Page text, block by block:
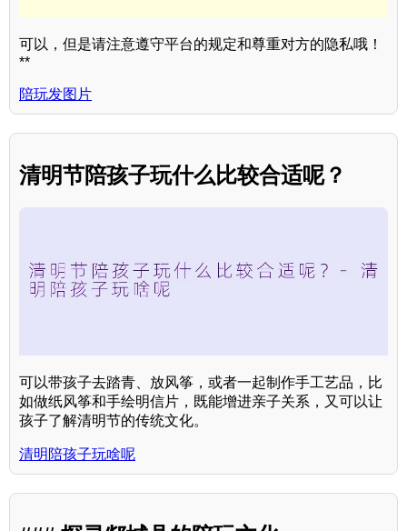
可以，但是请注意遵守平台的规定和尊重对方的隐私哦！
**
陪玩发图片
清明节陪孩子玩什么比较合适呢？
可以带孩子去踏青、放风筝，或者一起制作手工艺品，比
如做纸风筝和手绘明信片，既能增进亲子关系，又可以让
孩子了解清明节的传统文化。
清明陪孩子玩啥呢